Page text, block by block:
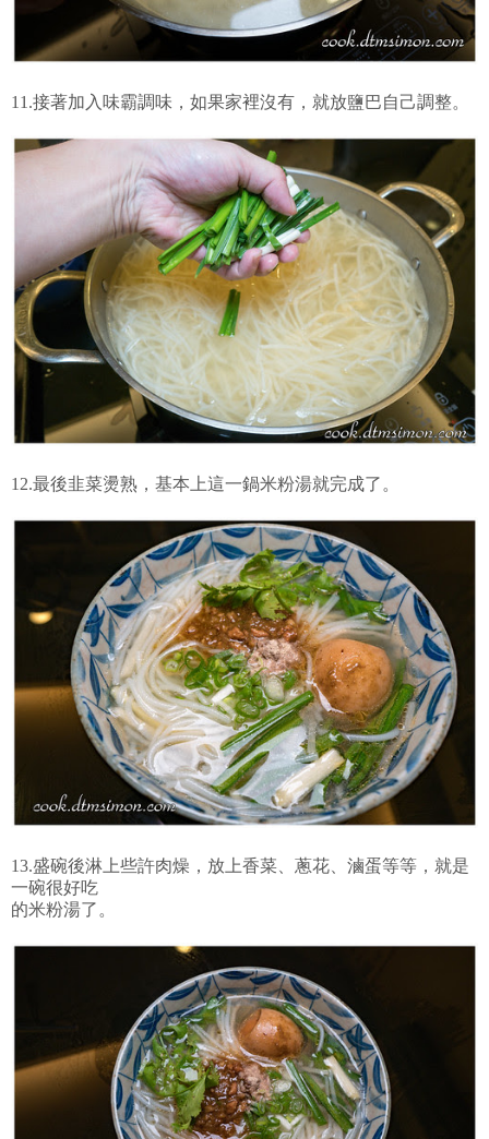
11.接著加入味霸調味，如果家裡沒有，就放鹽巴自己調整。
12.最後韭菜燙熟，基本上這一鍋米粉湯就完成了。
13.盛碗後淋上些許肉燥，放上香菜、蔥花、滷蛋等等，就是
一碗很好吃
的米粉湯了。